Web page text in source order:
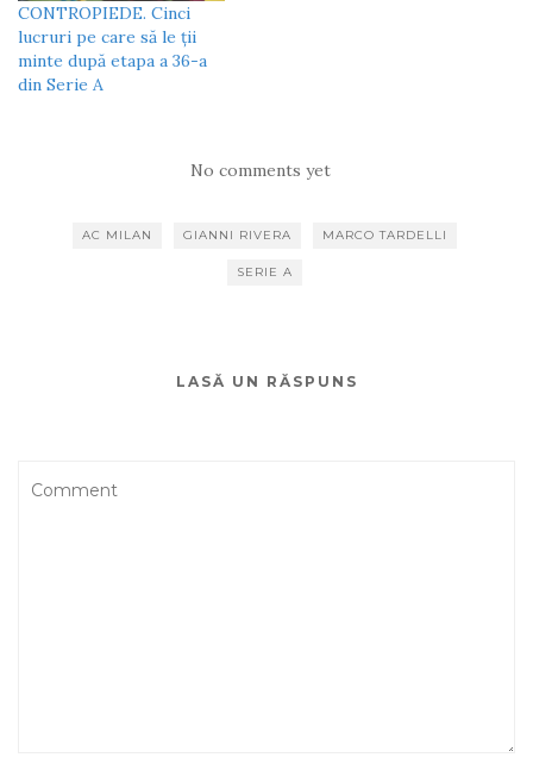
CONTROPIEDE. Cinci
lucruri pe care să le ții
minte după etapa a 36-a
din Serie A
No comments yet
AC MILAN GIANNI RIVERA MARCO TARDELLI
SERIE A
LASĂ UN RĂSPUNS